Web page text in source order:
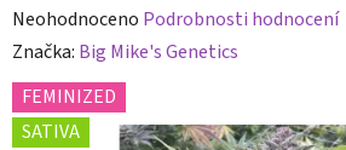
Průměrné
hodnocení
produktu
je
Neohodnoceno Podrobnosti hodnocení
Značka: Big Mike's Genetics
FEMINIZED
SATIVA